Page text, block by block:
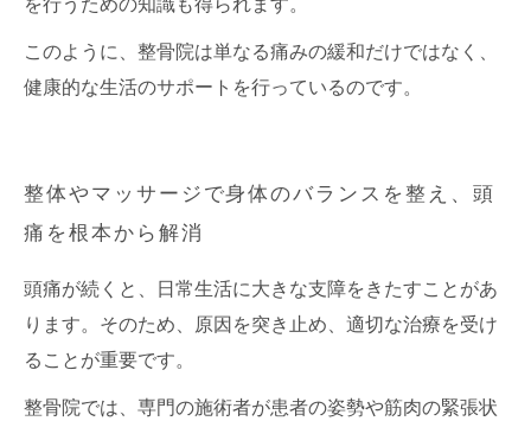
このように、整骨院は単なる痛みの緩和だけではなく、
健康的な生活のサポートを行っているのです。
整体やマッサージで身体のバランスを整え、頭
痛を根本から解消
頭痛が続くと、日常生活に大きな支障をきたすことがあ
ります。そのため、原因を突き止め、適切な治療を受け
ることが重要です。
整骨院では、専門の施術者が患者の姿勢や筋肉の緊張状